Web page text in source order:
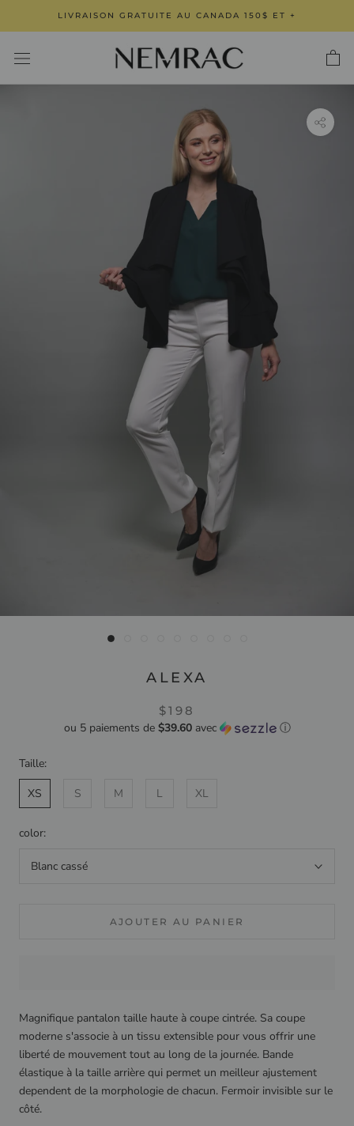
LIVRAISON GRATUITE AU CANADA 150$ ET +
ALEXA
$198
ou 5 paiements de $39.60avec ⓘ
Taille:
XS
S M L XL
color:
Blanc cassé
AJOUTER AU PANIER
Magnifique pantalon taille haute à coupe cintrée. Sa coupe
moderne s'associe à un tissu extensible pour vous offrir une
liberté de mouvement tout au long de la journée. Bande
élastique à la taille arrière qui permet un meilleur ajustement
dependent de la morphologie de chacun. Fermoir invisible sur le
côté.